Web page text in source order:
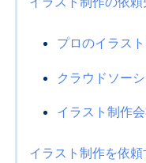
プロのイラス
クラウドソー
イラスト制作
イラスト制作を依